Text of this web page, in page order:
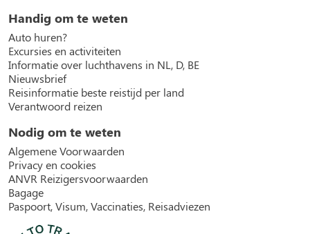
Handig om te weten
Auto huren?
Excursies en activiteiten
Informatie over luchthavens in NL, D, BE
Nieuwsbrief
Reisinformatie beste reistijd per land
Verantwoord reizen
Nodig om te weten
Algemene Voorwaarden
Privacy en cookies
ANVR Reizigersvoorwaarden
Bagage
Paspoort, Visum, Vaccinaties, Reisadviezen